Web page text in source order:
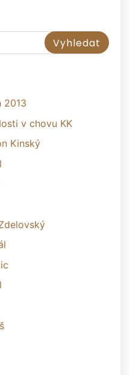
2013
v chovu KK
Kinský